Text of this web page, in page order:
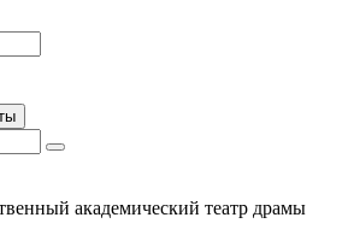
академический театр драмы